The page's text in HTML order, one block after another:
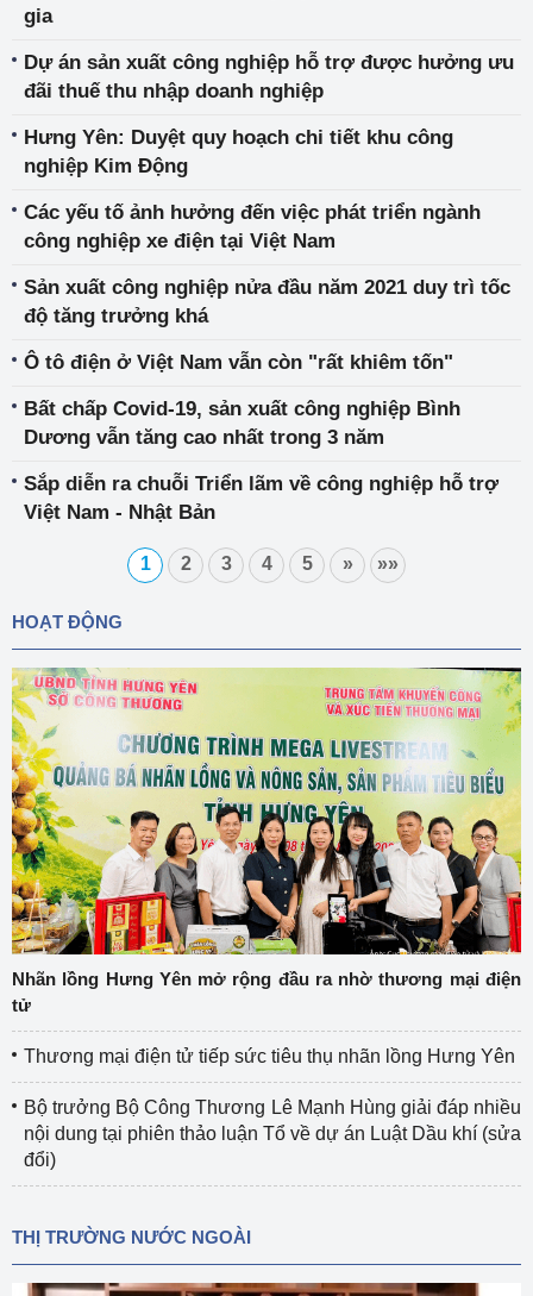
gia
Dự án sản xuất công nghiệp hỗ trợ được hưởng ưu
đãi thuế thu nhập doanh nghiệp
Hưng Yên: Duyệt quy hoạch chi tiết khu công
nghiệp Kim Động
Các yếu tố ảnh hưởng đến việc phát triển ngành
công nghiệp xe điện tại Việt Nam
Sản xuất công nghiệp nửa đầu năm 2021 duy trì tốc
độ tăng trưởng khá
Ô tô điện ở Việt Nam vẫn còn "rất khiêm tốn"
Bất chấp Covid-19, sản xuất công nghiệp Bình
Dương vẫn tăng cao nhất trong 3 năm
Sắp diễn ra chuỗi Triển lãm về công nghiệp hỗ trợ
Việt Nam - Nhật Bản
1 2 3 4 5 » »»
HOẠT ĐỘNG
Nhãn lồng Hưng Yên mở rộng đầu ra nhờ thương mại điện
tử
Thương mại điện tử tiếp sức tiêu thụ nhãn lồng Hưng Yên
Bộ trưởng Bộ Công Thương Lê Mạnh Hùng giải đáp nhiều
nội dung tại phiên thảo luận Tổ về dự án Luật Dầu khí (sửa
đổi)
THỊ TRƯỜNG NƯỚC NGOÀI